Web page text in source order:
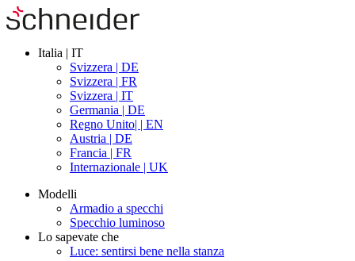
Italia | IT
Svizzera | DE
Svizzera | FR
Svizzera | IT
Germania | DE
Regno Unito| | EN
Austria | DE
Francia | FR
Internazionale | UK
Modelli
Armadio a specchi
Specchio luminoso
Lo sapevate che
Luce: sentirsi bene nella stanza